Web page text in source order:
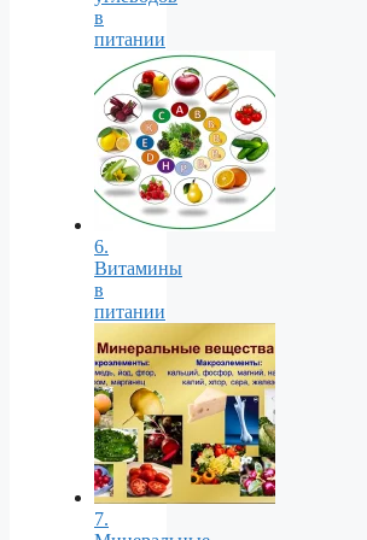
в
питании
6.
Витамины
в
питании
7.